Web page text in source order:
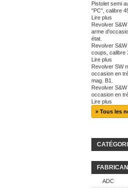
Pistolet semi
"PC", calibre
Lire plus
Revolver
arme
état.
Revolver
coups, calibre
Lire plus
Revolver SW
occasion en
mag. B1.
Revolver
occasion en
Lire plus
» Tous les
ADC